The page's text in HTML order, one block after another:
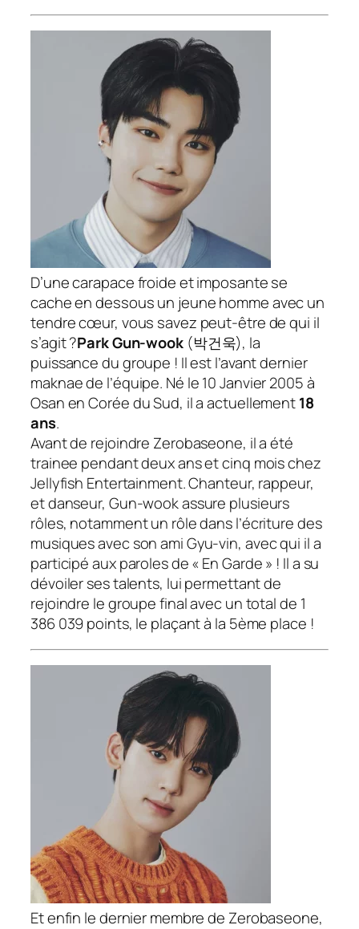
D’une carapace froide et imposante se
cache en dessous un jeune homme avec un
tendre cœur, vous savez peut-être de qui il
s’agit ?Park Gun-wook(박건욱), la
puissance du groupe ! Il est l’avant dernier
maknae de l’équipe. Né le 10 Janvier 2005 à
Osan en Corée du Sud, il a actuellement 18
ans.
Avant de rejoindre Zerobaseone, il a été
trainee pendant deux ans et cinq mois chez
Jellyfish Entertainment. Chanteur, rappeur,
et danseur, Gun-wook assure plusieurs
rôles, notamment un rôle dans l’écriture des
musiques avec son ami Gyu-vin, avec qui il a
participé aux paroles de « En Garde » ! Il a su
dévoiler ses talents, lui permettant de
rejoindre le groupe final avec un total de 1
386 039 points, le plaçant à la 5ème place !
Et enfin le dernier membre de Zerobaseone,